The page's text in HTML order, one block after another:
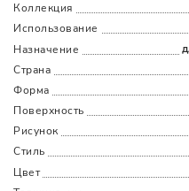
Коллекция
Использование
Назначение
Страна
Форма
Поверхность
Рисунок
Стиль
Цвет
НаличымиКартойПо счету